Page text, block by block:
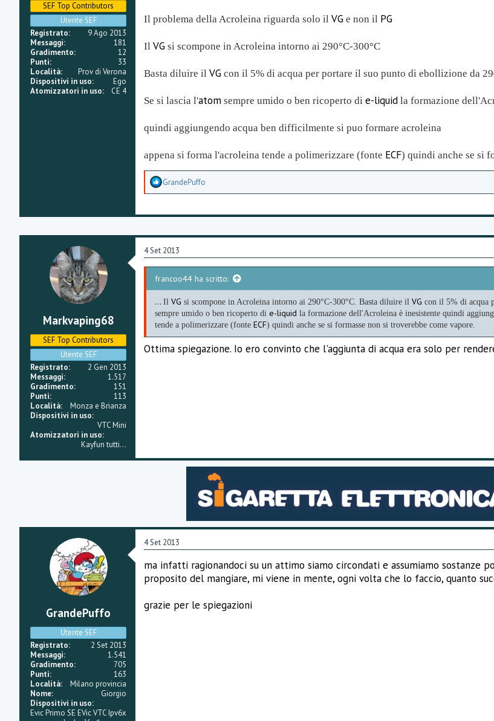
SEF Top Contributors
Utente SEF
Registrato
9 Ago 2013
Messaggi
181
Gradimento
12
Punti
33
Località
Prov di Verona
Dispositivi in uso
Ego
Atomizzatori in uso
CE 4
Il problema della Acroleina riguarda solo il VG e non il PG
Il VG si scompone in Acroleina intorno ai 290°C-300°C
Basta diluire il VG con il 5% di acqua per portare il suo punto di ebollizione da
Se si lascia l'atom sempre umido o ben ricoperto di e-liquid la formazione
quindi aggiungendo acqua ben difficilmente si puo formare acroleina
appena si forma l'acroleina tende a polimerizzare (fonte ECF) quindi anche se si
A
e
z
a
m
e
n
i
GrandePuffo
Markvaping68
SEF Top Contributors
Utente SEF
Registrato
2 Gen 2013
Messaggi
1.517
Gradimento
151
Punti
113
Località
Monza e Brianza
Dispositivi in uso
VTC Mini
Atomizzatori in uso
Kayfun tutti...
4 Set 2013
francoo44 ha scritto:
... Il VG si scompone in Acroleina intorno ai 290°C-300°C. Basta diluire il VG con il 5% di acqua
sempre umido o ben ricoperto di e-liquid la formazione dell'Acroleina è inesistente quindi
tende a polimerizzare (fonte ECF) quindi anche se si formasse non si troverebbe come vapore.
Ottima spiegazione. Io ero convinto che l'aggiunta di acqua era solo per
GrandePuffo
Utente SEF
Registrato
2 Set 2013
Messaggi
1.541
Gradimento
705
Punti
163
Località
Milano provincia
Nome
Giorgio
Dispositivi in uso
Evic Primo SE EVic VTC Ipv6x
4 Set 2013
ma infatti ragionandoci su un attimo siamo circondati e assumiamo sostanze
proposito del mangiare, mi viene in mente, ogni volta che lo faccio, quanto
grazie per le spiegazioni